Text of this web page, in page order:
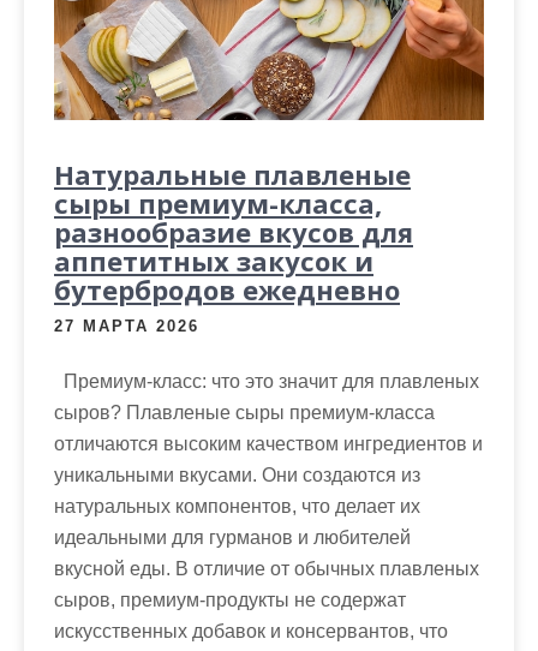
Натуральные плавленые
сыры премиум-класса,
разнообразие вкусов для
аппетитных закусок и
бутербродов ежедневно
27 МАРТА 2026
Премиум-класс: что это значит для плавленых
сыров? Плавленые сыры премиум-класса
отличаются высоким качеством ингредиентов и
уникальными вкусами. Они создаются из
натуральных компонентов, что делает их
идеальными для гурманов и любителей
вкусной еды. В отличие от обычных плавленых
сыров, премиум-продукты не содержат
искусственных добавок и консервантов, что